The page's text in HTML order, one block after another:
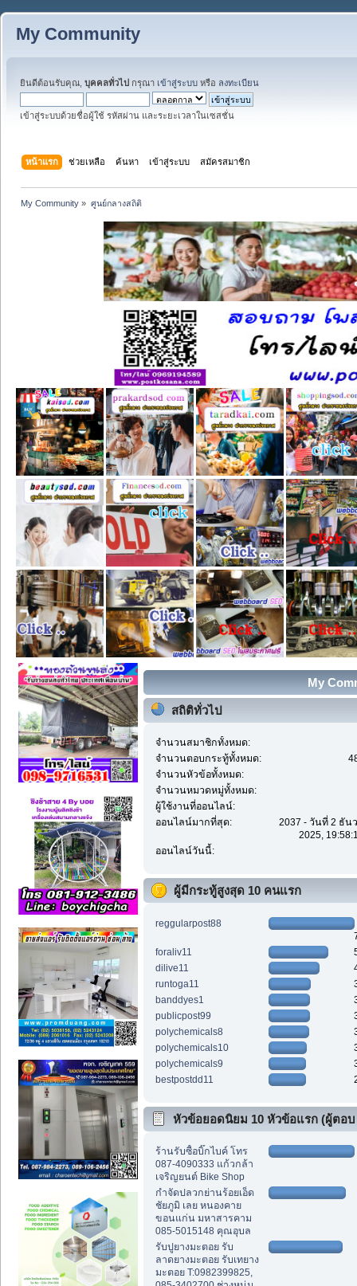
My Community
ยินดีต้อนรับคุณ, บุคคลทั่วไป กรุณา เข้าสู่ระบบ หรือ ลงทะเบียน
เข้าสู่ระบบด้วยชื่อผู้ใช้ รหัสผ่าน และระยะเวลาในเซสชั่น
หน้าแรก ช่วยเหลือ ค้นหา เข้าสู่ระบบ สมัครสมาชิก
My Community » ศูนย์กลางสถิติ
My
สถิติทั่วไป
จำนวนสมาชิกทั้งหมด:
จำนวนตอบกระทู้ทั้งหมด:
จำนวนหัวข้อทั้งหมด:
จำนวนหมวดหมู่ทั้งหมด:
ผู้ใช้งานที่ออนไลน์:
ออนไลน์มากที่สุด:
2037 - วันที่ 2 ธัน
2025,
ออนไลน์วันนี้:
ผู้มีกระทู้สูงสุด 10 คนแรก
reggularpost88
foraliv11
dilive11
runtoga11
banddyes1
publicpost99
polychemicals8
polychemicals10
polychemicals9
bestpostdd11
หัวข้อยอดนิยม 10 หัวข้อแรก (ผู้ตอบ
สูงสุด)
ร้านรับซื้อบิ๊กไบค์ โทร
087-4090333 แก้วกล้า
เจริญยนต์ Bike Shop
กำจัดปลวกย่านร้อยเอ็ด
ชัยภูมิ เลย หนองคาย
ขอนแก่น มหาสารคาม
085-5015148 คุณอุบล
รับปูยางมะตอย รับ
ลาดยางมะตอย รับเทยาง
มะตอย T:0982399825,